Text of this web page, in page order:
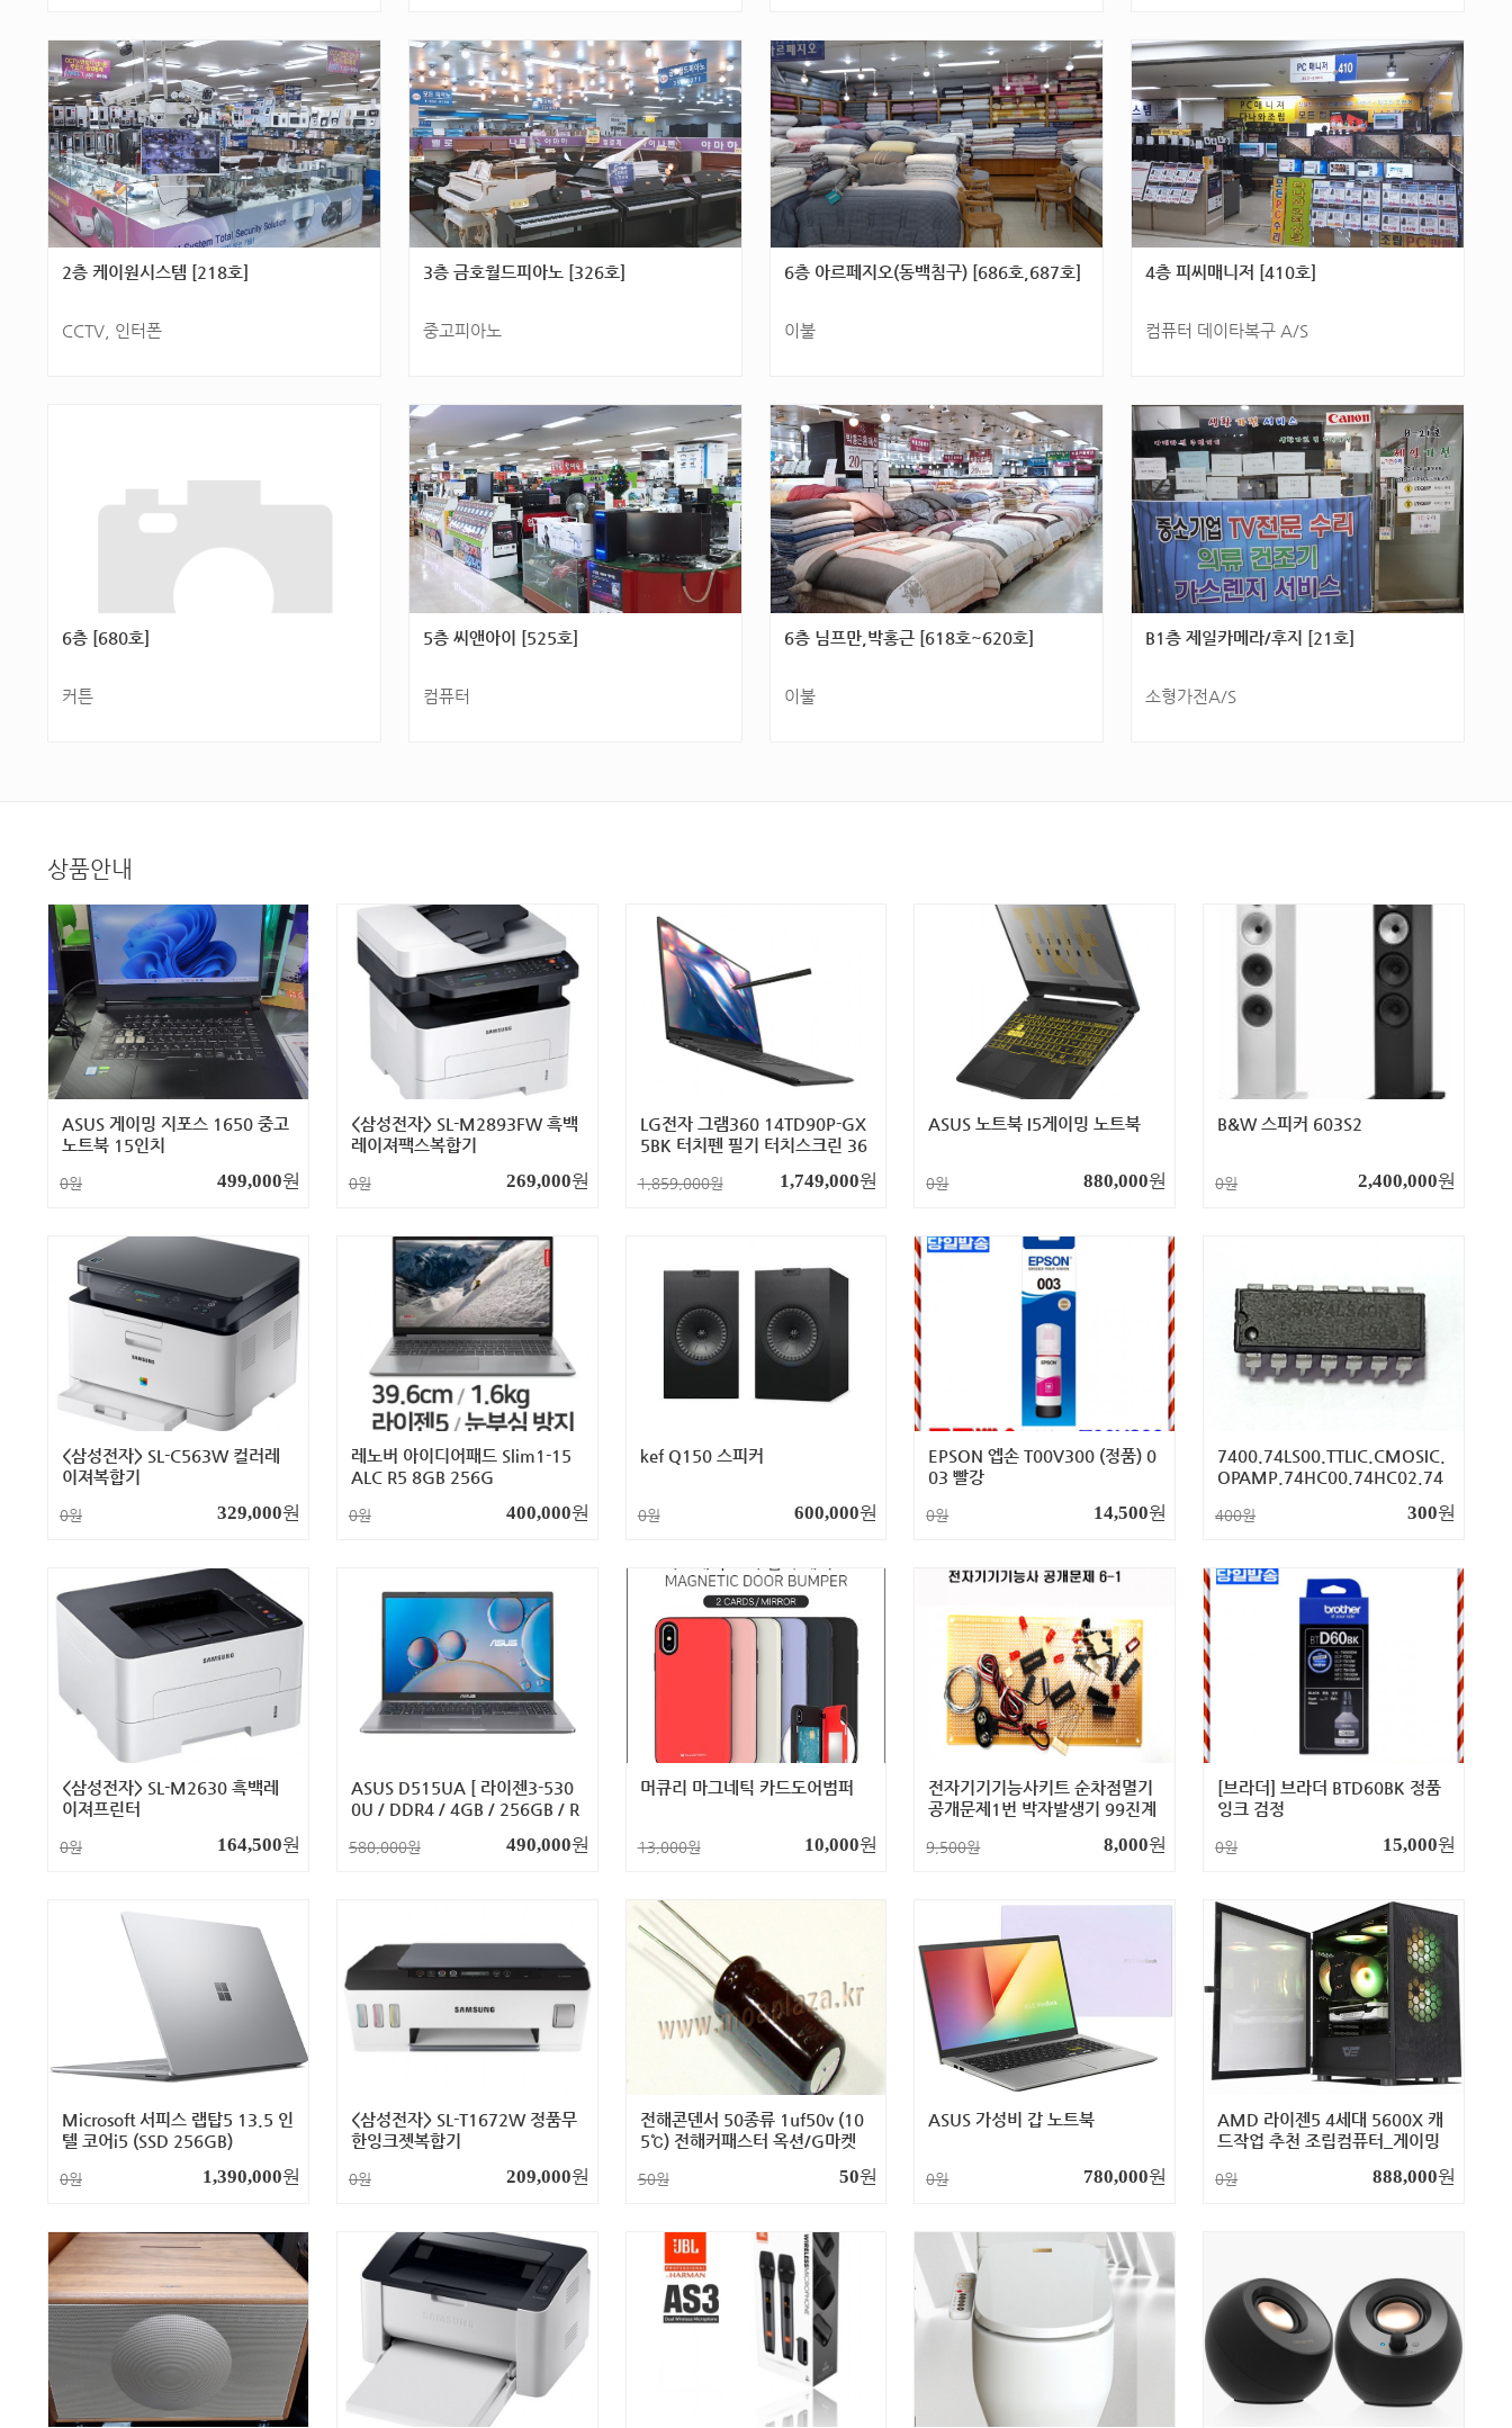
광주광역시 서구 군분2로 54(화정동) 6층 [601
호,602호]
광주광역시 서구 군분2로 54 (화정동) 6층 672호
광주광역시 서구 군분2로 54(화정동) 5층 [544
호]
광주광역시 서구 군분2로 54(화정동) 6층 [622
호,623호,624호]
2층 케이원시스템 [218호]
CCTV, 인터폰
3층 금호월드피아노 [326호]
중고피아노
광주광역시 서구 군분2로 54(화정동) 3층 [326
6층 아르페지오(동백침구) [686호,687호]
이불
광주광역시 서구 군분2로 54(화정동) 6층 [686
호,687호]
4층 피씨매니저 [410호]
컴퓨터 데이타복구 A/S
광주광역시 서구 군분2로 54(화정동) 4층 [410
호]
6층 [680호]
커튼
5층 씨앤아이 [525호]
컴퓨터
6층 님프만,박홍근 [618호~620호]
이불
B1층 제일카메라/후지 [21호]
소형가전A/S
상품안내
ASUS 게이밍 지포스 1650 중고
노트북 15인치
0원 499,000원
<삼성전자> SL-M2893FW 흑백
레이져팩스복합기
0원 269,000원
LG전자 그램360 14TD90P-GX
5BK 터치펜 필기 터치스크린 36
1,859,000원 1,749,000원
ASUS 노트북 I5게이밍 노트북
0원 880,000원
B&W 스피커 603S2
0원 2,400,000원
<삼성전자> SL-C563W 컬러레
이져복합기
0원 329,000원
레노버 아이디어패드 Slim1-15
ALC R5 8GB 256G
0원 400,000원
kef Q150 스피커
0원 600,000원
EPSON 엡손 T00V300 (정품) 0
03 빨강
0원 14,500원
7400.74LS00.TTLIC.CMOSIC.
OPAMP.74HC00.74HC02.74
능 효성 미니샾에서 검색하시면
400원 300원
<삼성전자> SL-M2630 흑백레
이져프린터
0원 164,500원
ASUS D515UA [ 라이젠3-530
0U / DDR4 / 4GB / 256GB / R
580,000원 490,000원
머큐리 마그네틱 카드도어범퍼
13,000원 10,000원
전자기기기능사키트 순차점멸기
공개문제1번 박자발생기 99진계
매가능
9,500원 8,000원
[브라더] 브라더 BTD60BK 정품
잉크 검정
0원 15,000원
Microsoft 서피스 랩탑5 13.5 인
텔 코어i5 (SSD 256GB)
0원 1,390,000원
<삼성전자> SL-T1672W 정품무
한잉크젯복합기
0원 209,000원
전해콘덴서 50종류 1uf50v (10
5℃) 전해커패스터 옥션/G마켓
50원 50원
ASUS 가성비 갑 노트북
0원 780,000원
AMD 라이젠5 4세대 5600X 캐
드작업 추천 조립컴퓨터_게이밍
0원 888,000원